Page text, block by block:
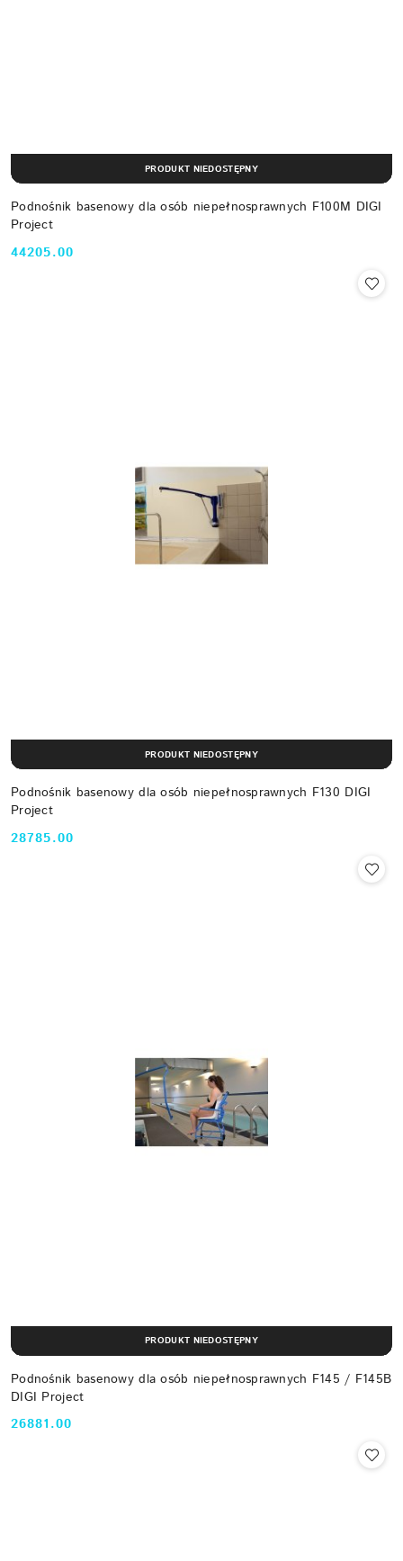
Podnośnik basenowy dla osób niepełnosprawnych F100M DIGI
Project
Cena:
44205.00
PRODUKT NIEDOSTĘPNY
Podnośnik basenowy dla osób niepełnosprawnych F130 DIGI
Project
Cena:
28785.00
PRODUKT NIEDOSTĘPNY
Podnośnik basenowy dla osób niepełnosprawnych F145 / F145B
DIGI Project
Cena:
26881.00
PRODUKT NIEDOSTĘPNY